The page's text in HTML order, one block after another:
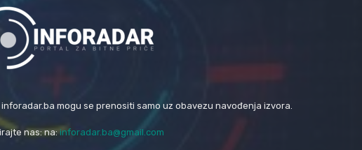
mogu se prenositi samo uz obavezu navođenja izvora.
nas: na:inforadar.ba@gmail.com